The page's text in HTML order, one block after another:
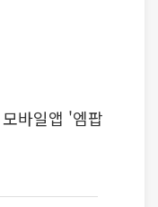
바일앱 '엠팝